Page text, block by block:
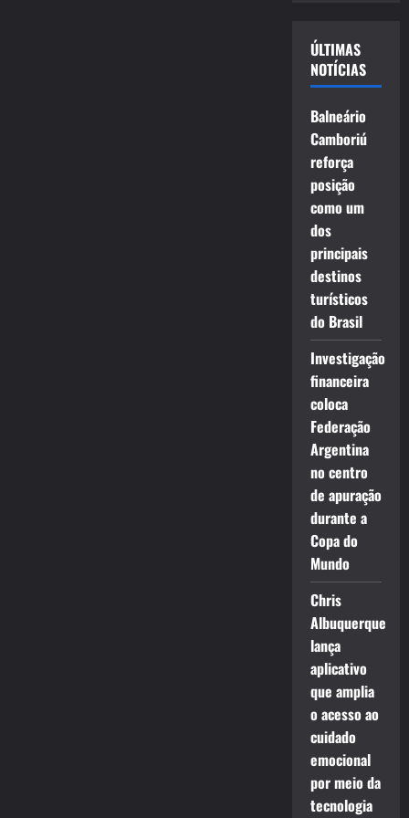
ÚLTIMAS
NOTÍCIAS
Balneário
Camboriú
reforça
posição
como um
dos
principais
destinos
turísticos
do Brasil
Investigação
financeira
coloca
Federação
Argentina
no centro
de apuração
durante a
Copa do
Mundo
Chris
Albuquerque
lança
aplicativo
que amplia
o acesso ao
cuidado
emocional
por meio da
tecnologia